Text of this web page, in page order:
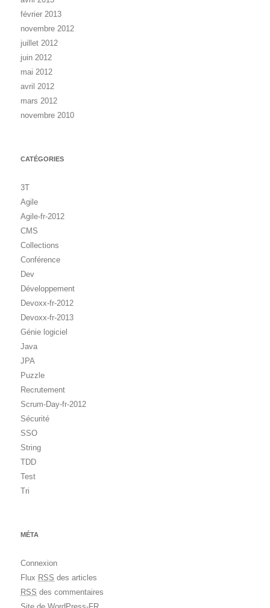
février 2013
novembre 2012
juillet 2012
juin 2012
mai 2012
avril 2012
mars 2012
novembre 2010
CATÉGORIES
3T
Agile
Agile-fr-2012
CMS
Collections
Conférence
Dev
Développement
Devoxx-fr-2012
Devoxx-fr-2013
Génie logiciel
Java
JPA
Puzzle
Recrutement
Scrum-Day-fr-2012
Sécurité
SSO
String
TDD
Test
Tri
MÉTA
Connexion
Flux RSS des articles
RSS des commentaires